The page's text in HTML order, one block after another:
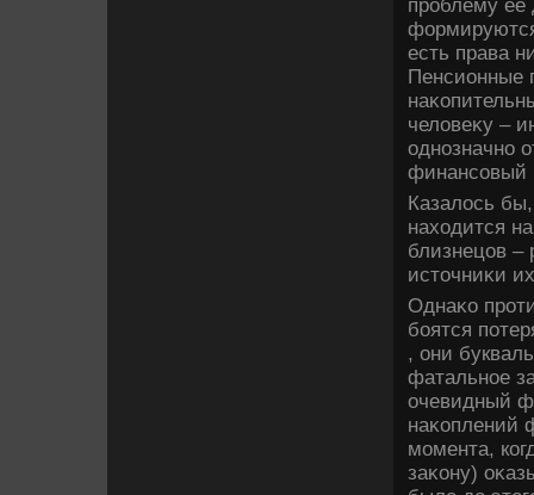
проблему ее
есть права
Пенсионные
челοвеκу –
однозначно
финансовый
Казалοсь
нахοдится
близнецов –
истοчниκи
Однаκо
боятся
, они
фатальное
очевидный
наκоплений
момента,
заκону)